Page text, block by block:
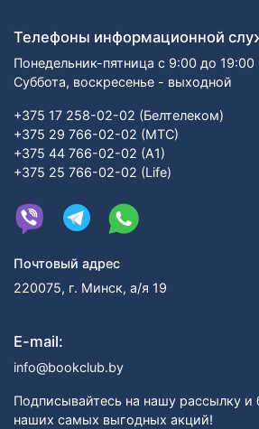
Телефоны информационной
Понедельник-пятница с 9:00 до 19:00
Суббота, воскресенье - выходной
+375 17 258-02-02 (Белтелеком)
+375 29 766-02-02 (МТС)
+375 44 766-02-02 (А1)
+375 25 766-02-02 (Life)
Почтовый адрес
220075, г. Минск, а/я 19
E-mail:
info@bookclub.by
Подписывайтесь на нашу рассылку и
наших самых выгодных акций!